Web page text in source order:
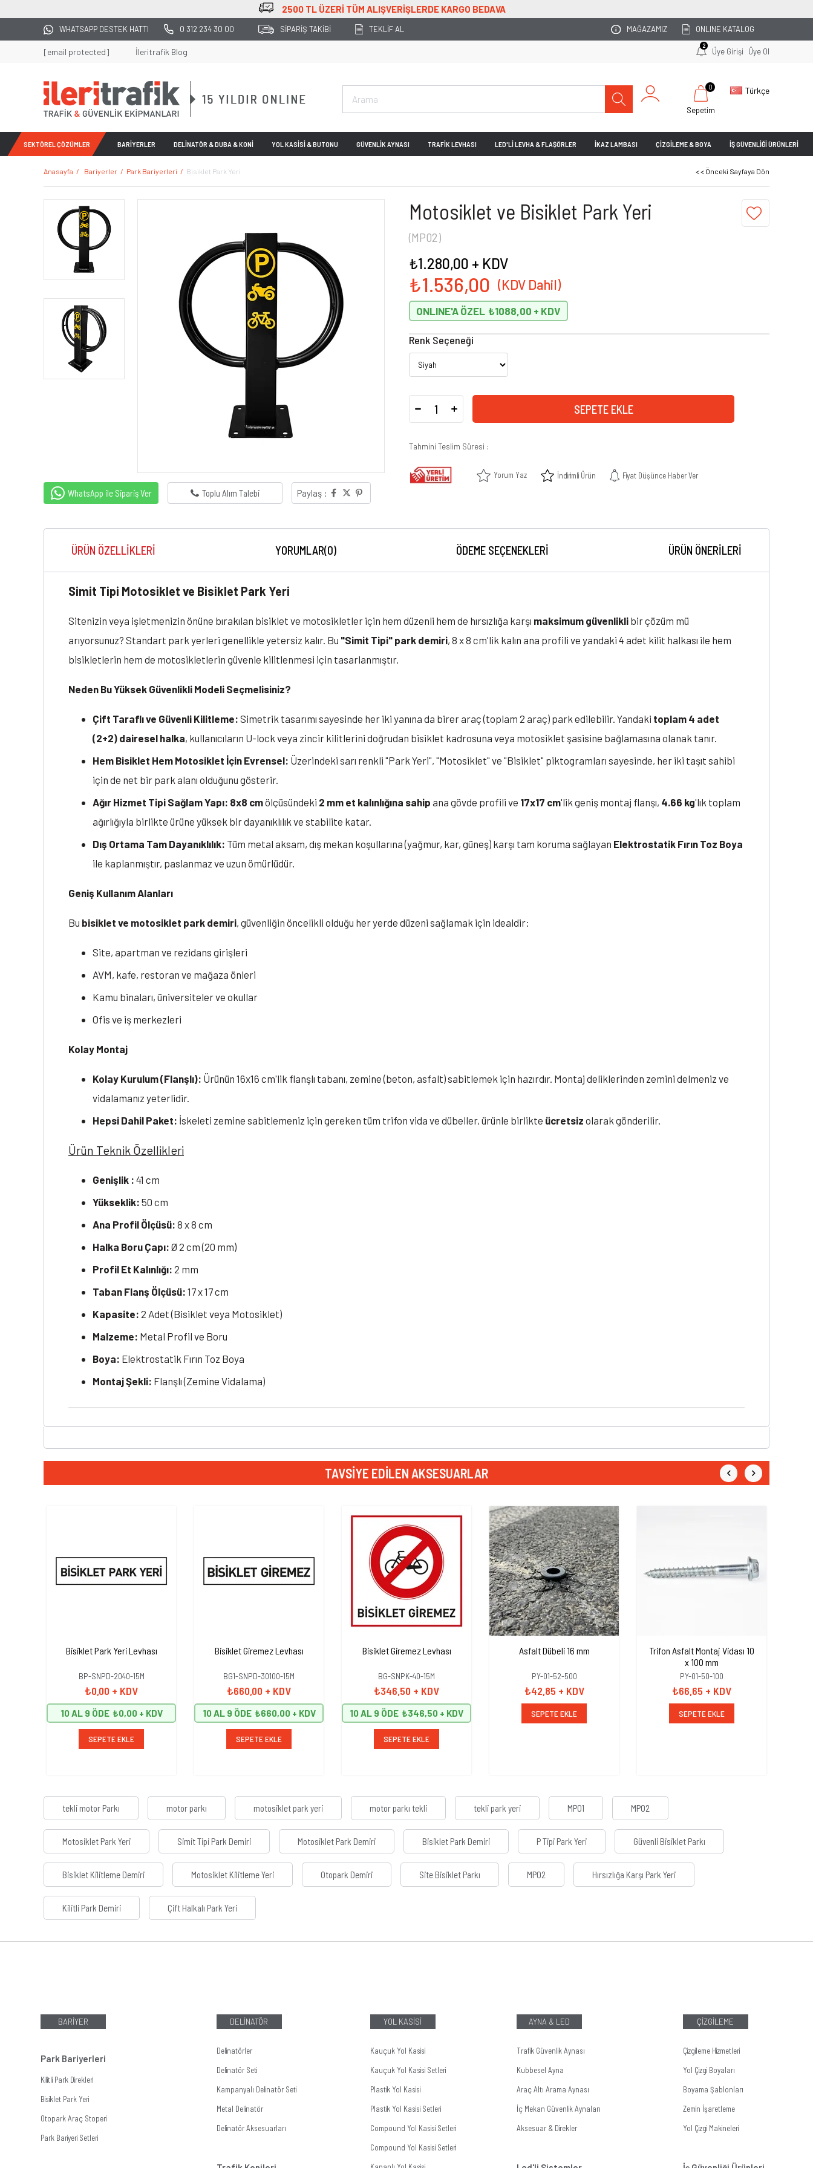
2500 TL ÜZERİ TÜM ALIŞVERİŞLERDE KARGO BEDAVA
WHATSAPP DESTEK HATTI 0 312 234 30 00 SİPARİŞ TAKİBİ TEKLİF AL MAĞAZAMIZ ONLINE KATALOG
[email protected] İleritrafik Blog
2
Üye Girişi Üye Ol
Türkçe
Sepetim
0
SEKTÖREL ÇÖZÜMLER BARİYERLER DELİNATÖR & DUBA & KONİ YOL KASİSİ & BUTONU GÜVENLİK AYNASI TRAFİK LEVHASI LED'Lİ LEVHA & FLAŞÖRLER İKAZ LAMBASI ÇİZGİLEME & BOYA İŞ GÜVENLİĞİ ÜRÜNLERİ
Anasayfa Bariyerler Park Bariyerleri Bisiklet Park Yeri < < Önceki Sayfaya Dön
WhatsApp ile Sipariş Ver Toplu Alım Talebi Paylaş :
Motosiklet ve Bisiklet Park Yeri
(MP02)
₺1.536,00
₺1.280,00 + KDV
ONLINE'A ÖZEL ₺1088,00
Renk Seçeneği
Tahmini Teslim Süresi :
Yorum Yaz İndirimli Ürün Fiyat Düşünce Haber Ver
ÜRÜN ÖZELLIKLERI YORUMLAR(0) ÖDEME SEÇENEKLERI ÜRÜN ÖNERILERI
Simit Tipi Motosiklet ve Bisiklet Park Yeri
Sitenizin veya işletmenizin önüne bırakılan bisiklet ve motosikletler için hem düzenli hem de hırsızlığa karşı maksimum güvenlikli bir çözüm mü
arıyorsunuz? Standart park yerleri genellikle yetersiz kalır. Bu "Simit Tipi" park demiri, 8 x 8 cm'lik kalın ana profili ve yandaki 4 adet kilit halkası ile hem
bisikletlerin hem de motosikletlerin güvenle kilitlenmesi için tasarlanmıştır.
Neden Bu Yüksek Güvenlikli Modeli Seçmelisiniz?
Çift Taraflı ve Güvenli Kilitleme: Simetrik tasarımı sayesinde her iki yanına da birer araç (toplam 2 araç) park edilebilir. Yandaki toplam 4 adet
(2+2) dairesel halka, kullanıcıların U-lock veya zincir kilitlerini doğrudan bisiklet kadrosuna veya motosiklet şasisine bağlamasına olanak tanır.
Hem Bisiklet Hem Motosiklet İçin Evrensel: Üzerindeki sarı renkli "Park Yeri", "Motosiklet" ve "Bisiklet" piktogramları sayesinde, her iki taşıt sahibi
için de net bir park alanı olduğunu gösterir.
Ağır Hizmet Tipi Sağlam Yapı: 8x8 cmölçüsündeki 2 mm et kalınlığına sahip ana gövde profili ve 17x17 cm'lik geniş montaj flanşı, 4.66 kg'lık toplam
ağırlığıyla birlikte ürüne yüksek bir dayanıklılık ve stabilite katar.
Dış Ortama Tam Dayanıklılık: Tüm metal aksam, dış mekan koşullarına (yağmur, kar, güneş) karşı tam koruma sağlayan Elektrostatik Fırın Toz Boya
ile kaplanmıştır, paslanmaz ve uzun ömürlüdür.
Geniş Kullanım Alanları
Bu bisiklet ve motosiklet park demiri, güvenliğin öncelikli olduğu her yerde düzeni sağlamak için idealdir:
Site, apartman ve rezidans girişleri
AVM, kafe, restoran ve mağaza önleri
Kamu binaları, üniversiteler ve okullar
Ofis ve iş merkezleri
Kolay Montaj
Kolay Kurulum (Flanşlı): Ürünün 16x16 cm'lik flanşlı tabanı, zemine (beton, asfalt) sabitlemek için hazırdır. Montaj deliklerinden zemini delmeniz ve
vidalamanız yeterlidir.
Hepsi Dahil Paket: İskeleti zemine sabitlemeniz için gereken tüm trifon vida ve dübeller, ürünle birlikte ücretsiz olarak gönderilir.
Ürün Teknik Özellikleri
Genişlik : 41 cm
Yükseklik: 50 cm
Ana Profil Ölçüsü: 8 x 8 cm
Halka Boru Çapı: Ø 2 cm (20 mm)
Profil Et Kalınlığı: 2 mm
Taban Flanş Ölçüsü: 17 x 17 cm
Kapasite: 2 Adet (Bisiklet veya Motosiklet)
Malzeme: Metal Profil ve Boru
Boya: Elektrostatik Fırın Toz Boya
Montaj Şekli: Flanşlı (Zemine Vidalama)
TAVSIYE EDILEN AKSESUARLAR
Bisiklet Park Yeri Levhası
BP-SNPD-2040-15M
₺0,00 + KDV
10 AL 9 ÖDE ₺0,00
SEPETE EKLE
Bisiklet Giremez Levhası
BG1-SNPD-30100-15M
₺660,00 + KDV
10 AL 9 ÖDE ₺660,00
SEPETE EKLE
Bisiklet Giremez Levhası
BG-SNPK-40-15M
₺346,50 + KDV
10 AL 9 ÖDE ₺346,50
SEPETE EKLE
Asfalt Dübeli 16 mm
PY-01-52-500
₺42,85 + KDV
SEPETE EKLE
Trifon Asfalt Montaj Vidası 10
x 100 mm
PY-01-50-100
₺66,65 + KDV
SEPETE EKLE
tekli motor Parkı motor parkı motosiklet park yeri motor parkı tekli tekli park yeri MP01 MP02
Motosiklet Park Yeri Simit Tipi Park Demiri Motosiklet Park Demiri Bisiklet Park Demiri P Tipi Park Yeri Güvenli Bisiklet Parkı
Bisiklet Kilitleme Demiri Motosiklet Kilitleme Yeri Otopark Demiri Site Bisiklet Parkı MP02 Hırsızlığa Karşı Park Yeri
Kilitli Park Demiri Çift Halkalı Park Yeri
BARİYER
Park Bariyerleri
Kilitli Park Direkleri
Bisiklet Park Yeri
Otopark Araç Stoperi
Park Bariyeri Setleri
DELİNATÖR
Delinatörler
Delinatör Seti
Kampanyalı Delinatör Seti
Metal Delinatör
Delinatör Aksesuarları
YOL KASİSİ
Kauçuk Yol Kasisi
Kauçuk Yol Kasisi Setleri
Plastik Yol Kasisi
Plastik Yol Kasisi Setleri
Compound Yol Kasisi Setleri
Compound Yol Kasisi Setleri
AYNA & LED
Trafik Güvenlik Aynası
Kubbesel Ayna
Araç Altı Arama Aynası
İç Mekan Güvenlik Aynaları
Aksesuar & Direkler
ÇİZGİLEME
Çizgileme Hizmetleri
Yol Çizgi Boyaları
Boyama Şablonları
Zemin İşaretleme
Yol Çizgi Makineleri